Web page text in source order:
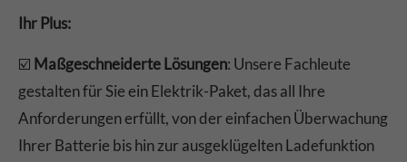
Ihr Plus:
☑️ Maßgeschneiderte Lösungen: Unsere Fachleute
gestalten für Sie ein Elektrik-Paket, das all Ihre
Anforderungen erfüllt, von der einfachen Überwachung
Ihrer Batterie bis hin zur ausgeklügelten Ladefunktion